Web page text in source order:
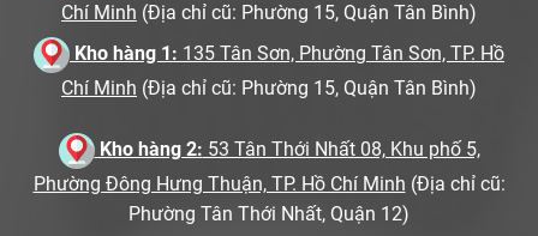
Chí Minh (Địa chỉ cũ: Phường 15, Quận Tân Bình)
Kho hàng 1: 135 Tân Sơn, Phường Tân Sơn, TP. Hồ
Chí Minh (Địa chỉ cũ: Phường 15, Quận Tân Bình)
Kho hàng 2: 53 Tân Thới Nhất 08, Khu phố 5,
Phường Đông Hưng Thuận, TP. Hồ Chí Minh (Địa chỉ cũ:
Phường Tân Thới Nhất, Quận 12)